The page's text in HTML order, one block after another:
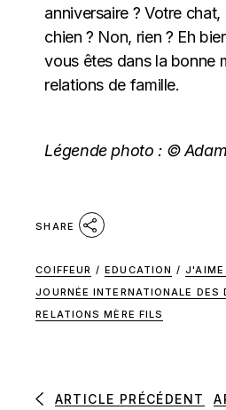
anniversaire ? Votre
chien ? Non, rien ? Eh
vous êtes dans la bonne
relations de famille.
Légende photo : ©
SHARE
COIFFEUR / EDUCATION / J'AIME
JOURNÉE INTERNATIONALE DES
RELATIONS MÈRE FILS
ARTICLE PRÉCÉDENT